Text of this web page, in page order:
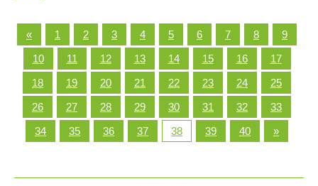
« 1 2 3 4 5 6 7 8
9
10
11 12 13 14 15 16
17
18
19 20 21 22 23 24
25
26
27 28 29 30 31 32
33
34
35 36 37 38 39 40 »